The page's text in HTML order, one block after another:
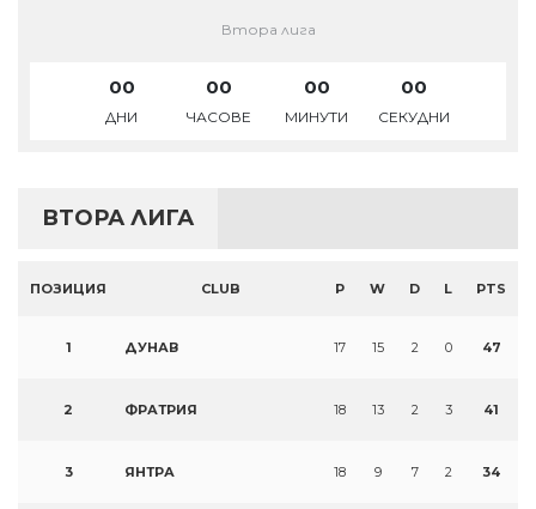
Втора лига
00
ДНИ
00
ЧАСОВЕ
00
МИНУТИ
00
СЕКУДНИ
ВТОРА ЛИГА
ПОЗИЦИЯ CLUB P W D L PTS
1 ДУНАВ 17 15 2 0 47
2 ФРАТРИЯ 18 13 2 3 41
3 ЯНТРА 18 9 7 2 34